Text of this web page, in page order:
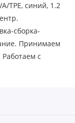
TPE, синий, 1.2
сборка-
Принимаем
с